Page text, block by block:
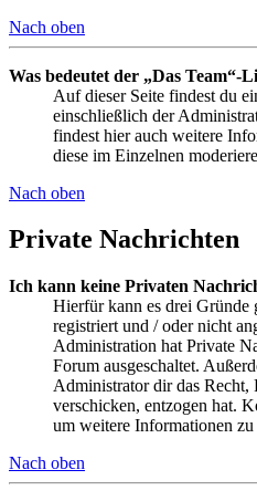
Nach oben
Was bedeutet der „Das Team“-
Auf dieser Seite findest du
einschließlich der
findest hier auch weitere
diese im Einzelnen
Nach oben
Private Nachrichten
Ich kann keine Privaten
Hierfür kann es drei Gründe
registriert und / oder nicht
Administration hat Private
Forum ausgeschaltet.
Administrator dir das Recht,
verschicken, entzogen hat.
um weitere Informationen zu
Nach oben